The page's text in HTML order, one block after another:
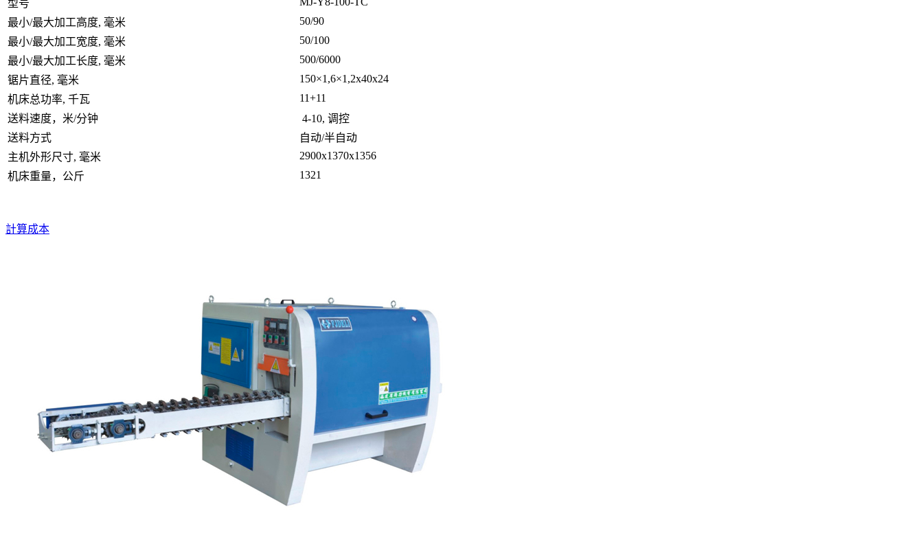
型号
最小/最大加工高度, 毫米
50/90
最小/最大加工宽度, 毫米
50/100
最小/最大加工长度, 毫米
500/6000
锯片直径, 毫米
150×1,6×1,2x40x24
机床总功率, 千瓦
11+11
送料速度，米/分钟
4-10, 调控
送料方式
自动/半自动
主机外形尺寸, 毫米
2900х1370х1356
机床重量，公斤
1321
計算成本